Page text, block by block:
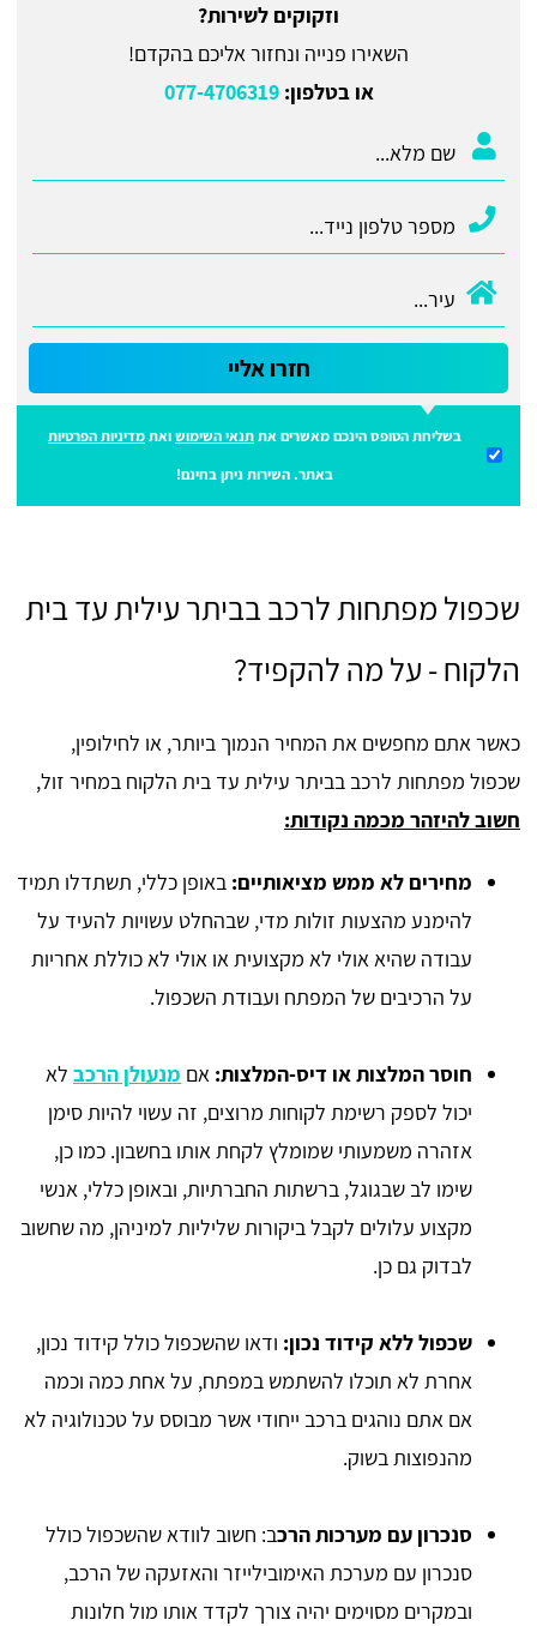
וזקוקים לשירות?
השאירו פנייה ונחזור אליכם בהקדם!
או בטלפון:077-4706319
חזרו אליי
בשליחת הטופס הינכם מאשרים אתתנאי השימושואתמדיניות הפרטיות
באתר. השירות ניתן בחינם!
שכפול מפתחות לרכב בביתר עילית עד בית
הלקוח - על מה להקפיד?
כאשר אתם מחפשים את המחיר הנמוך ביותר, או לחילופין,
שכפול מפתחות לרכב בביתר עילית עד בית הלקוח במחיר זול,
חשוב להיזהר מכמה נקודות:
מחירים לא ממש מציאותיים: באופן כללי, תשתדלו תמיד
להימנע מהצעות זולות מדי, שבהחלט עשויות להעיד על
עבודה שהיא אולי לא מקצועית או אולי לא כוללת אחריות
על הרכיבים של המפתח ועבודת השכפול.
חוסר המלצות או דיס-המלצות: אם מנעולן הרכב לא
יכול לספק רשימת לקוחות מרוצים, זה עשוי להיות סימן
אזהרה משמעותי שמומלץ לקחת אותו בחשבון. כמו כן,
שימו לב שבגוגל, ברשתות החברתיות, ובאופן כללי, אנשי
מקצוע עלולים לקבל ביקורות שליליות למיניהן, מה שחשוב
לבדוק גם כן.
שכפול ללא קידוד נכון: ודאו שהשכפול כולל קידוד נכון,
אחרת לא תוכלו להשתמש במפתח, על אחת כמה וכמה
אם אתם נוהגים ברכב ייחודי אשר מבוסס על טכנולוגיה לא
מהנפוצות בשוק.
סנכרון עם מערכות הרכב: חשוב לוודא שהשכפול כולל
סנכרון עם מערכת האימובילייזר והאזעקה של הרכב,
ובמקרים מסוימים יהיה צורך לקדד אותו מול חלונות